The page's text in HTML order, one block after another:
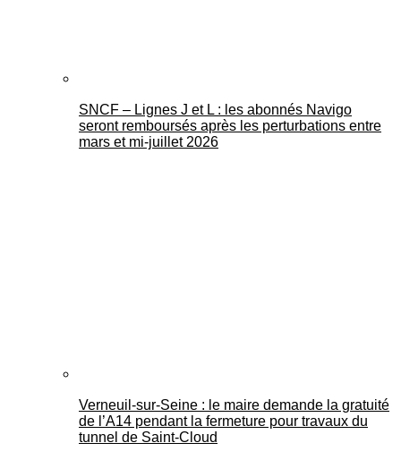
SNCF – Lignes J et L : les abonnés Navigo
seront remboursés après les perturbations entre
mars et mi-juillet 2026
Verneuil-sur-Seine : le maire demande la gratuité
de l’A14 pendant la fermeture pour travaux du
tunnel de Saint-Cloud